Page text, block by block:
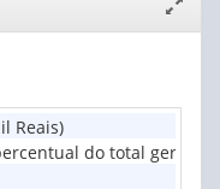
janela
Reais)
do total geral (%)